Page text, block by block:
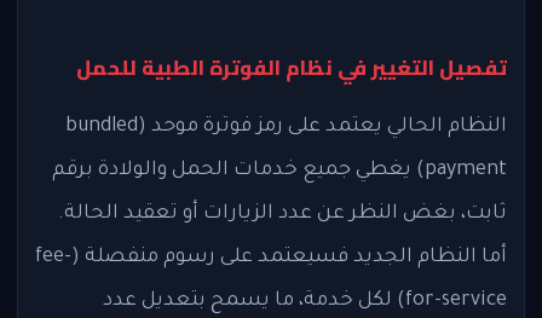
تفصيل التغيير في نظام الفوترة الطبية للحمل
النظام الحالي يعتمد على رمز فوترة موحد (bundled
payment) يغطي جميع خدمات الحمل والولادة برقم
ثابت، بغض النظر عن عدد الزيارات أو تعقيد الحالة.
أما النظام الجديد فسيعتمد على رسوم منفصلة (fee-
for-service) لكل خدمة، ما يسمح بتعديل عدد